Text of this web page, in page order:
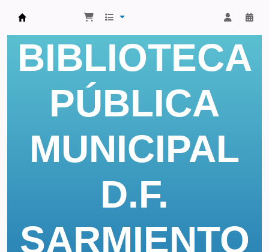
Biblioteca Municipal Domingo Faustino
BIBLIOTECA
PÚBLICA
MUNICIPAL
D.F.
SARMIENTO